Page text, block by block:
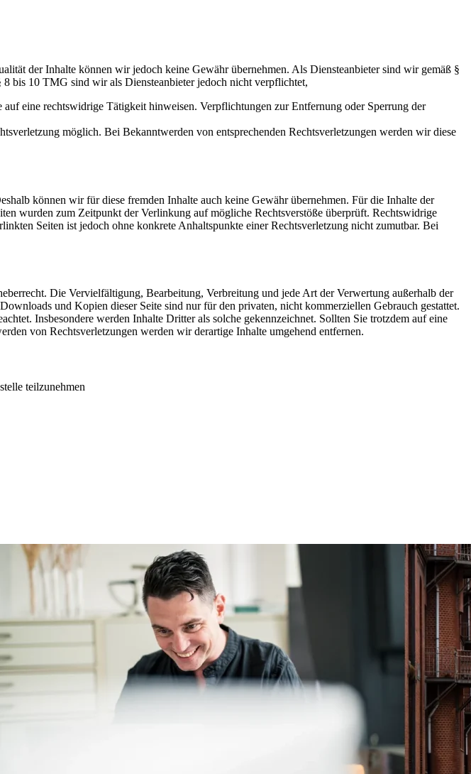
der Inhalte können wir jedoch keine Gewähr übernehmen. Als Diensteanbieter sind wir gemäß §
bis 10 TMG sind wir als Diensteanbieter jedoch nicht verpflichtet,
eine rechtswidrige Tätigkeit hinweisen. Verpflichtungen zur Entfernung oder Sperrung der
möglich. Bei Bekanntwerden von entsprechenden Rechtsverletzungen werden wir diese
können wir für diese fremden Inhalte auch keine Gewähr übernehmen. Für die Inhalte der
wurden zum Zeitpunkt der Verlinkung auf mögliche Rechtsverstöße überprüft. Rechtswidrige
Seiten ist jedoch ohne konkrete Anhaltspunkte einer Rechtsverletzung nicht zumutbar. Bei
Die Vervielfältigung, Bearbeitung, Verbreitung und jede Art der Verwertung außerhalb der
und Kopien dieser Seite sind nur für den privaten, nicht kommerziellen Gebrauch gestattet.
Insbesondere werden Inhalte Dritter als solche gekennzeichnet. Sollten Sie trotzdem auf eine
von Rechtsverletzungen werden wir derartige Inhalte umgehend entfernen.
teilzunehmen